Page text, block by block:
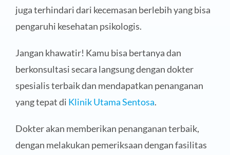
juga terhindari dari kecemasan berlebih yang bisa
pengaruhi kesehatan psikologis.
Jangan khawatir! Kamu bisa bertanya dan
berkonsultasi secara langsung dengan dokter
spesialis terbaik dan mendapatkan penanganan
yang tepat di Klinik Utama Sentosa.
Dokter akan memberikan penanganan terbaik,
dengan melakukan pemeriksaan dengan fasilitas